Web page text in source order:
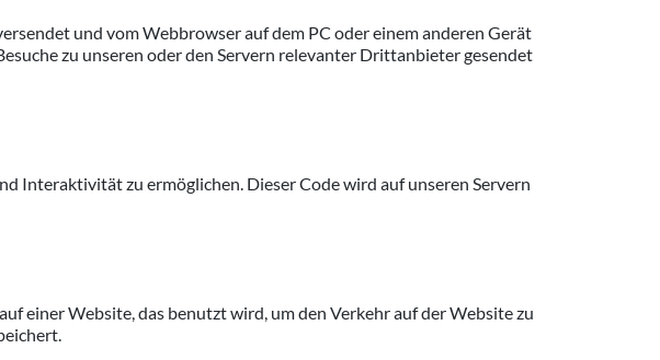
und vom Webbrowser auf dem PC oder einem anderen Gerät
zu unseren oder den Servern relevanter Drittanbieter gesendet
Interaktivität zu ermöglichen. Dieser Code wird auf unseren Servern
einer Website, das benutzt wird, um den Verkehr auf der Website zu